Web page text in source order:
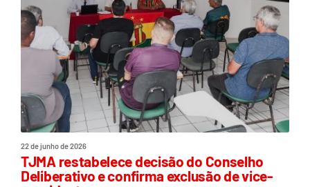
22 de junho de 2026
TJMA restabelece decisão do Conselho
Deliberativo e confirma exclusão de vice-